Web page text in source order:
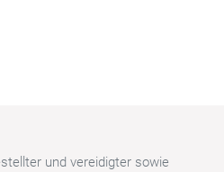
und vereidigter sowie